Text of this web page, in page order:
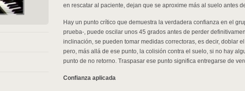
en rescatar al paciente, dejan que se aproxime más al suelo antes
Hay un punto crítico que demuestra la verdadera confianza en el
prueba-, puede oscilar unos 45 grados antes de perder
inclinación, se pueden tomar medidas correctoras, es decir, doblar
pero, más allá de ese punto, la colisión contra el suelo, si no hay
punto de no retorno. Traspasar ese punto significa entregarse de
Confianza aplicada